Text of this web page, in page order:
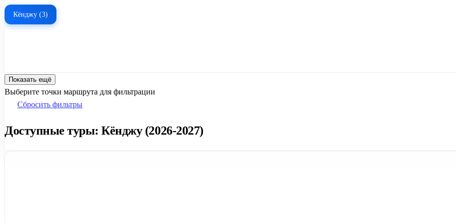
Кёнджу (3)
Показать ещё
Выберите точки маршрута для фильтрации
Сбросить фильтры
Доступные туры: Кёнджу (2026-2027)